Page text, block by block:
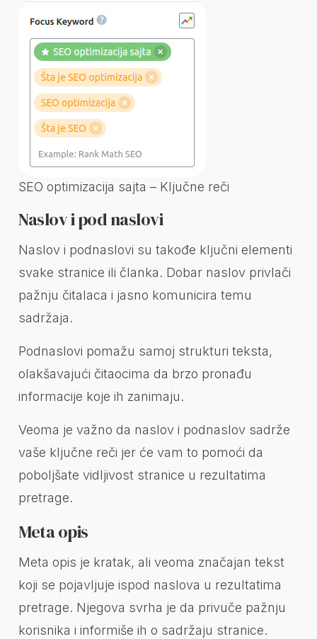
SEO optimizacija sajta – Ključne reči
Naslov i pod naslovi
Naslov i podnaslovi su takođe ključni elementi
svake stranice ili članka. Dobar naslov privlači
pažnju čitalaca i jasno komunicira temu
sadržaja.
Podnaslovi pomažu samoj strukturi teksta,
olakšavajući čitaocima da brzo pronađu
informacije koje ih zanimaju.
Veoma je važno da naslov i podnaslov sadrže
vaše ključne reči jer će vam to pomoći da
poboljšate vidljivost stranice u rezultatima
pretrage.
Meta opis
Meta opis je kratak, ali veoma značajan tekst
koji se pojavljuje ispod naslova u rezultatima
pretrage. Njegova svrha je da privuče pažnju
korisnika i informiše ih o sadržaju stranice.